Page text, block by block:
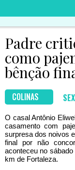
Padre
como
bênção
COLINAS
O casal Antônio
casamento com
surpresa dos noivos
final por não
aconteceu no
km de Fortaleza.